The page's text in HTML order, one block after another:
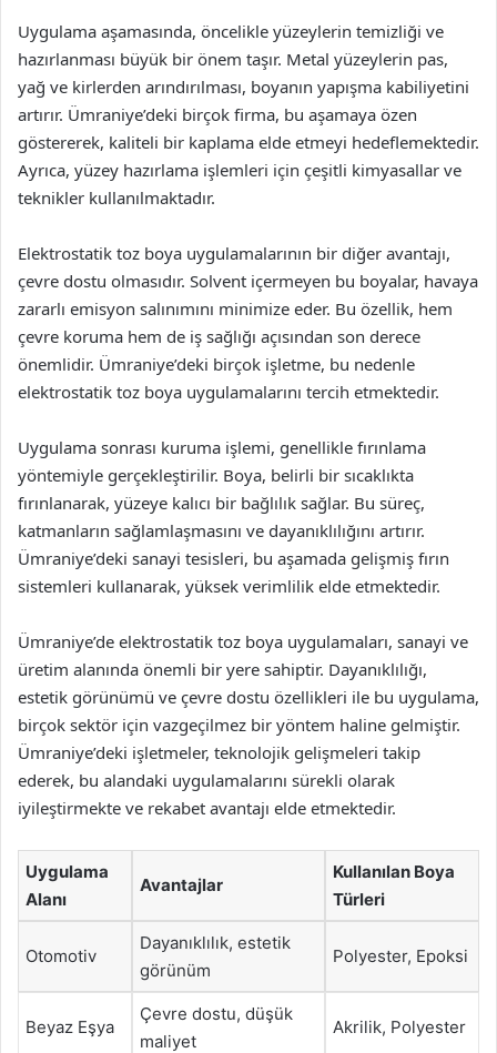
Uygulama aşamasında, öncelikle yüzeylerin temizliği ve
hazırlanması büyük bir önem taşır. Metal yüzeylerin pas,
yağ ve kirlerden arındırılması, boyanın yapışma kabiliyetini
artırır. Ümraniye’deki birçok firma, bu aşamaya özen
göstererek, kaliteli bir kaplama elde etmeyi hedeflemektedir.
Ayrıca, yüzey hazırlama işlemleri için çeşitli kimyasallar ve
teknikler kullanılmaktadır.
Elektrostatik toz boya uygulamalarının bir diğer avantajı,
çevre dostu olmasıdır. Solvent içermeyen bu boyalar, havaya
zararlı emisyon salınımını minimize eder. Bu özellik, hem
çevre koruma hem de iş sağlığı açısından son derece
önemlidir. Ümraniye’deki birçok işletme, bu nedenle
elektrostatik toz boya uygulamalarını tercih etmektedir.
Uygulama sonrası kuruma işlemi, genellikle fırınlama
yöntemiyle gerçekleştirilir. Boya, belirli bir sıcaklıkta
fırınlanarak, yüzeye kalıcı bir bağlılık sağlar. Bu süreç,
katmanların sağlamlaşmasını ve dayanıklılığını artırır.
Ümraniye’deki sanayi tesisleri, bu aşamada gelişmiş fırın
sistemleri kullanarak, yüksek verimlilik elde etmektedir.
Ümraniye’de elektrostatik toz boya uygulamaları, sanayi ve
üretim alanında önemli bir yere sahiptir. Dayanıklılığı,
estetik görünümü ve çevre dostu özellikleri ile bu uygulama,
birçok sektör için vazgeçilmez bir yöntem haline gelmiştir.
Ümraniye’deki işletmeler, teknolojik gelişmeleri takip
ederek, bu alandaki uygulamalarını sürekli olarak
iyileştirmekte ve rekabet avantajı elde etmektedir.
Uygulama
Alanı
Avantajlar
Kullanılan Boya
Türleri
Otomotiv
Dayanıklılık, estetik
görünüm
Polyester, Epoksi
Beyaz Eşya
Çevre dostu, düşük
maliyet
Akrilik, Polyester